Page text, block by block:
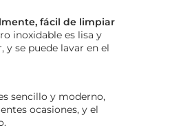
fácil de limpiar
inoxidable es lisa y
se puede lavar en el
sencillo y moderno,
ocasiones, y el